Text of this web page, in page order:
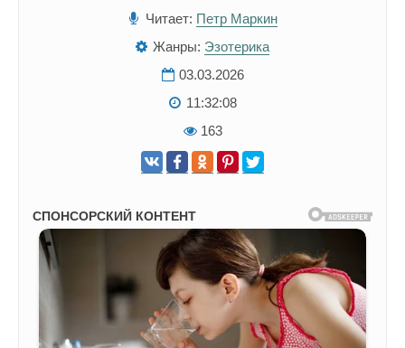
Читает: Петр Маркин
Жанры: Эзотерика
03.03.2026
11:32:08
163